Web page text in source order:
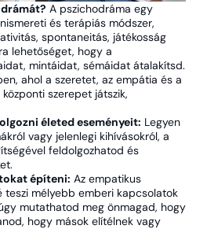
A pszichodráma egy
és terápiás módszer,
spontaneitás, játékosság
lehetőséget, hogy a
mintáidat, sémáidat átalakítsd.
ahol a szeretet, az empátia és a
szerepet játszik,
életed eseményeit: Legyen
vagy jelenlegi kihívásokról, a
feldolgozhatod és
építeni: Az empatikus
teszi mélyebb emberi kapcsolatok
mutathatod meg önmagad, hogy
hogy mások elítélnek vagy